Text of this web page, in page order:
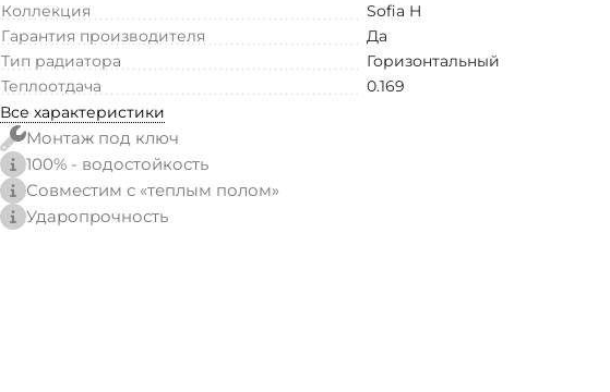
Коллекция
Sofia H
Гарантия производителя
Да
Тип радиатора
Горизонтальный
Теплоотдача
0.169
Все характеристики
Монтаж под ключ
100% - водостойкость
Совместим с «теплым полом»
Ударопрочность